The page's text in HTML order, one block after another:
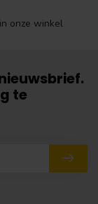
onze winkel
te